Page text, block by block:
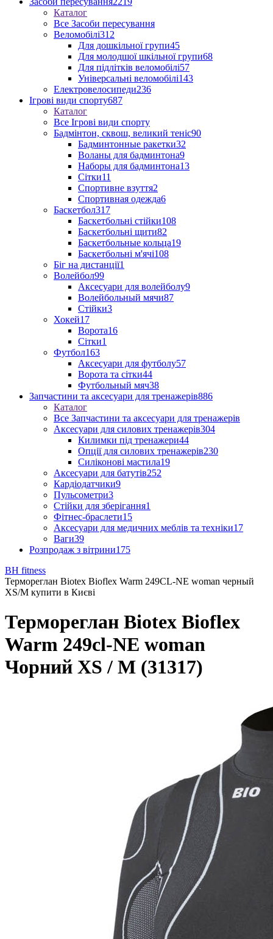
Каталог
Все Засоби пересування
Веломобілі312
Для дошкільної групи45
Для молодшої шкільної групи68
Для підлітків веломобілі57
Універсальні веломобілі143
Електровелосипеди236
Ігрові види спорту687
Каталог
Все Ігрові види спорту
Бадмінтон, сквош, великий теніс90
Бадминтонные ракетки32
Воланы для бадминтона9
Наборы для бадминтона13
Сітки11
Спортивне взуття2
Спортивная одежда6
Баскетбол317
Баскетбольні стійки108
Баскетбольні щити82
Баскетбольные кольца19
Баскетбольні м'ячі108
Біг на дистанції1
Волейбол99
Аксесуари для волейболу9
Волейбольный мячи87
Стійки3
Хокей17
Ворота16
Сітки1
Футбол163
Аксесуари для футболу57
Ворота та сітки44
Футбольный мяч38
Запчастини та аксесуари для тренажерів886
Каталог
Все Запчастини та аксесуари для тренажерів
Аксесуари для силових тренажерів304
Килимки під тренажери44
Опції для силових тренажерів230
Силіконові мастила19
Аксесуари для батутів252
Кардіодатчики9
Пульсометри3
Стійки для зберігання1
Фітнес-браслети15
Аксесуари для медичних меблів та техніки17
Ваги39
Розпродаж з вітрини175
BH fitness
Термореглан Biotex Bioflex Warm 249CL-NE woman черный
XS/M купити в Києві
Термореглан Biotex Bioflex
Warm 249cl-NE woman
Чорний XS / M (31317)